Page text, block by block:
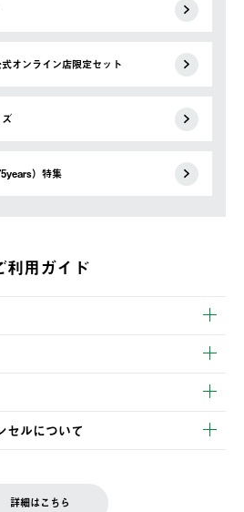
オンライン店限定セット
）特集
利用ガイド
支払いいただけます。
業日以内に商品を発送いたします。
ので、木曜日以降のご注文は週明け
ます。
送料は、お客様ご負担とさせていただ
セルについて
、会員マイページ内 購入履歴画面に
詳細はこちら